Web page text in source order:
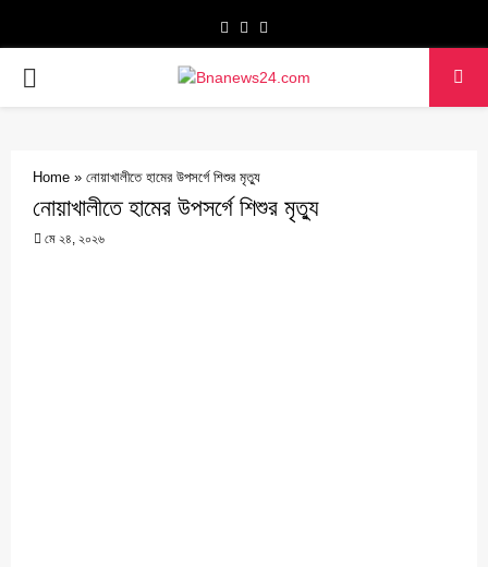
Facebook
Twitter
PRIMARY
Home » নোয়াখালীতে হামের উপসর্গে শিশুর মৃত্যু
নোয়াখালীতে হামের উপসর্গে শিশুর মৃত্যু
মে ২৪, ২০২৬